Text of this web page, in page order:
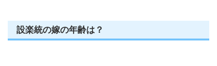
設楽統の嫁の年齢は？